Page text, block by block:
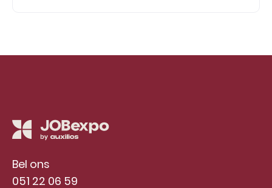
Bel ons
051 22 06 59